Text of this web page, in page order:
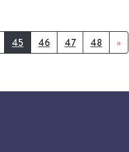
45 46 47 48 »